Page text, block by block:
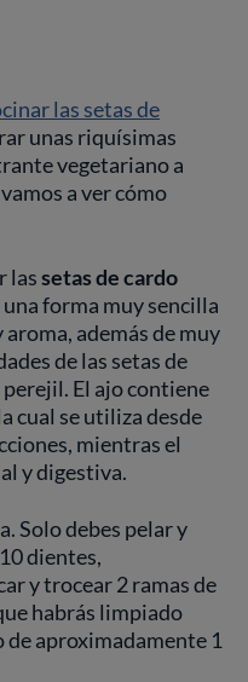
las setas de
unas riquísimas
vegetariano a
a ver cómo
lassetas de cardo
una forma muy sencilla
además de muy
de las setas de
perejil. El ajo contiene
cual se utiliza desde
mientras el
y digestiva.
Solo debes pelar y
dientes,
y trocear 2 ramas de
habrás limpiado
de aproximadamente 1